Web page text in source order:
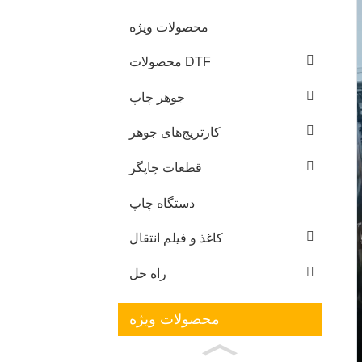
محصولات ویژه
محصولات DTF
جوهر چاپ
کارتریج‌های جوهر
قطعات چاپگر
دستگاه چاپ
کاغذ و فیلم انتقال
راه حل
محصولات ویژه